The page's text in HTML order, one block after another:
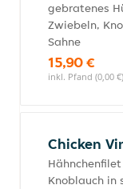
gebratenes
Zwiebeln,
Sahne
15,90 €
inkl. Pfand (0,00 €)
Chicken
Knoblauch in